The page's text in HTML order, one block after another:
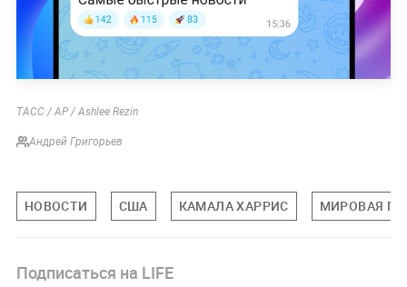
ТАСС / AP / Ashlee Rezin
Андрей Григорьев
НОВОСТИ США КАМАЛА ХАРРИС МИРОВАЯ
Подписаться на LIFE